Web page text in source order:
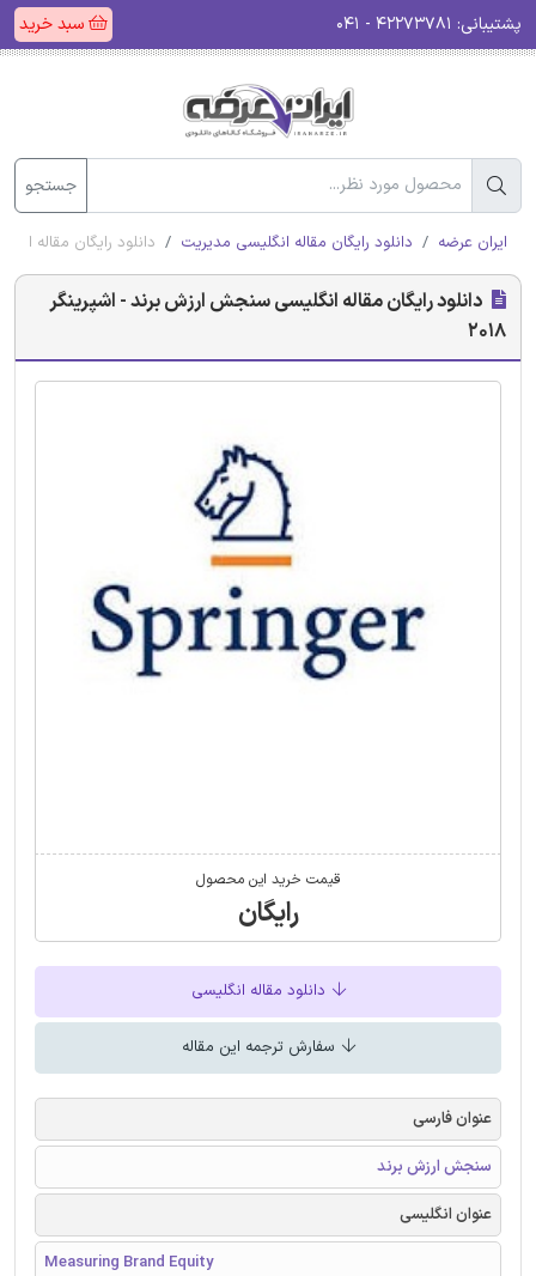
پشتیبانی: سبد خرید
جستجو
ایران عرضه دانلود رایگان مقاله انگلیسی مدیریت دانلود رایگان مقاله
دانلود رایگان مقاله انگلیسی سنجش ارزش برند - اشپرینگر
2018
قیمت خرید این محصول
رایگان
دانلود مقاله انگلیسی
سفارش ترجمه این مقاله
عنوان فارسی
سنجش ارزش برند
عنوان انگلیسی
Measuring Brand Equity